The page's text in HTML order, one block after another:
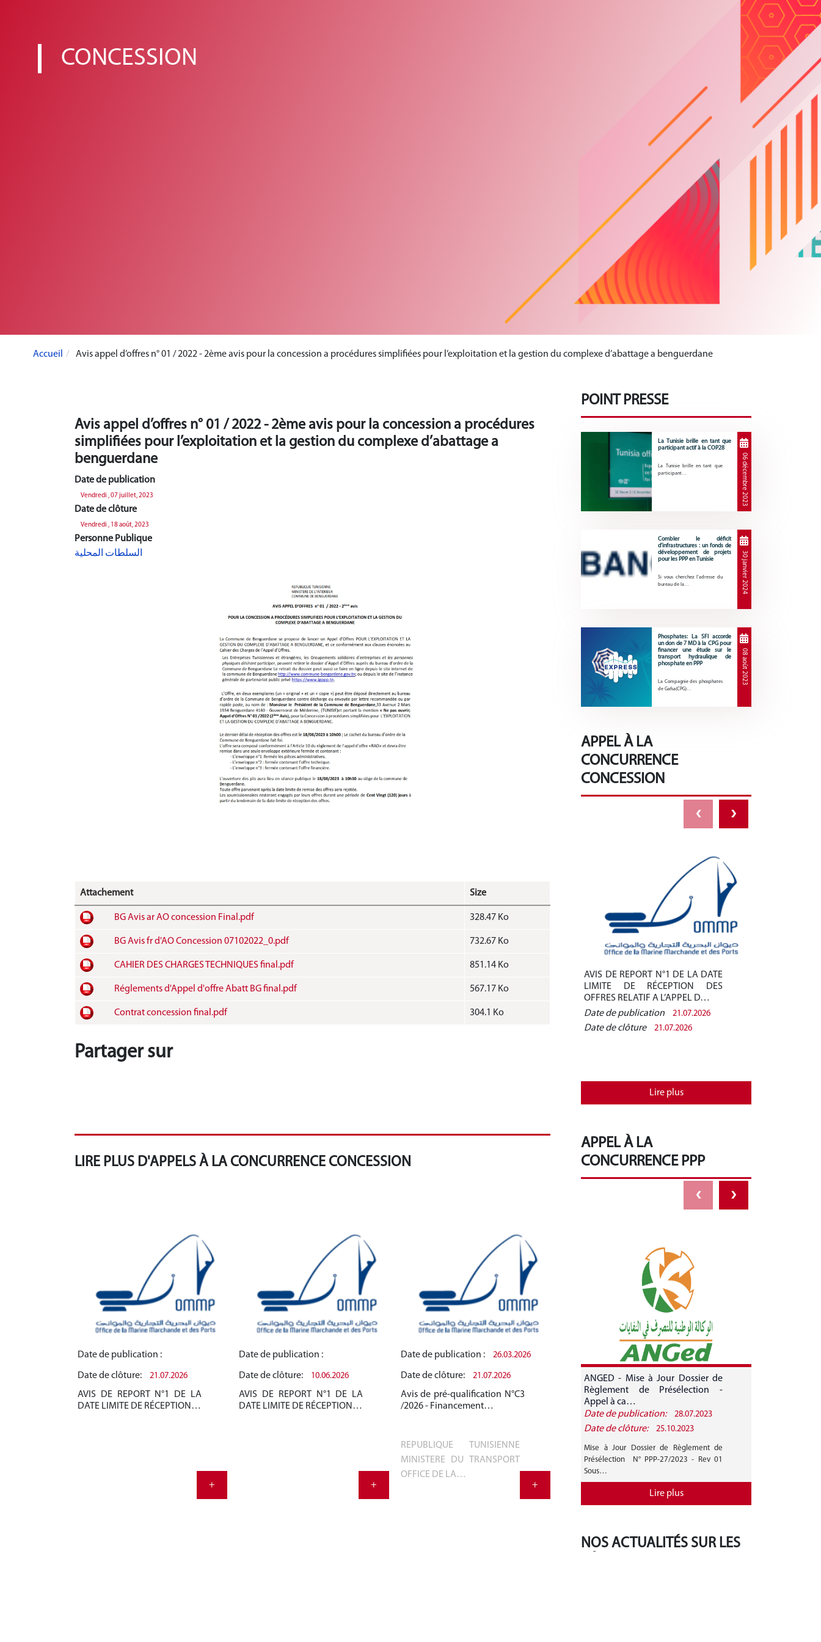
CONCESSION
Accueil Avis appel d’offres n° 01 / 2022 - 2ème avis pour la concession a procédures simplifiées pour l’exploitation et la gestion du complexe d’abattage a benguerdane
Avis appel d’offres n° 01 / 2022 - 2ème avis pour la concession a procédures
simplifiées pour l’exploitation et la gestion du complexe d’abattage a
benguerdane
Date de publication
Vendredi , 07 juillet, 2023
Date de clôture
Vendredi , 18 août, 2023
Personne Publique
السلطات المحلية
Attachement Size
BG Avis ar AO concession Final.pdf 328.47 Ko
BG Avis fr d'AO Concession 07102022_0.pdf 732.67 Ko
CAHIER DES CHARGES TECHNIQUES final.pdf 851.14 Ko
Réglements d'Appel d'offre Abatt BG final.pdf 567.17 Ko
Contrat concession final.pdf 304.1 Ko
Partager sur
LIRE PLUS D'APPELS À LA CONCURRENCE CONCESSION
Date de publication :
Date de clôture: 21.07.2026
AVIS DE REPORT N°1 DE LA
DATE LIMITE DE RÉCEPTION…
+
Date de publication :
Date de clôture: 10.06.2026
AVIS DE REPORT N°1 DE LA
DATE LIMITE DE RÉCEPTION…
+
Date de publication : 26.03.2026
Date de clôture: 21.07.2026
Avis de pré-qualification N°C3
/2026 - Financement…
REPUBLIQUE TUNISIENNE
MINISTERE DU TRANSPORT
OFFICE DE LA…
+
POINT PRESSE
La Tunisie brille en tant que
participant actif à la COP28
La Tunisie brille en tant que
participant…
06 décembre 2023
Combler le déficit
d’infrastructures : un fonds de
développement de projets
pour les PPP en Tunisie
Si vous cherchez l’adresse du
bureau de la…
30 janvier 2024
Phosphates: La SFI accorde
un don de 7 MD à la CPG pour
financer une étude sur le
transport hydraulique de
phosphate en PPP
La Compagnie des phosphates
de Gafsa(CPG)…
08 août 2023
APPEL À LA
CONCURRENCE
CONCESSION
AVIS DE REPORT N°1 DE LA DATE
LIMITE DE RÉCEPTION DES
OFFRES RELATIF A L’APPEL D…
Date de publication
21.07.2026
Date de clôture 21.07.2026
Lire plus
‹ ›
APPEL À LA
CONCURRENCE PPP
ANGED - Mise à Jour Dossier de
Règlement de Présélection -
Appel à ca…
Date de publication:
28.07.2023
Date de clôture: 25.10.2023
Mise à Jour Dossier de Règlement de
Présélection N° PPP-27/2023 - Rev 01
Sous…
Lire plus
‹ ›
NOS ACTUALITÉS SUR LES